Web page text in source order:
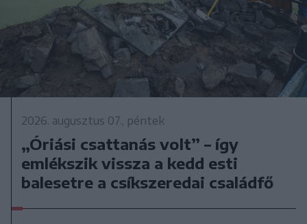
2026. augusztus 07., péntek
„Óriási csattanás volt” – így
emlékszik vissza a kedd esti
balesetre a csíkszeredai családfő